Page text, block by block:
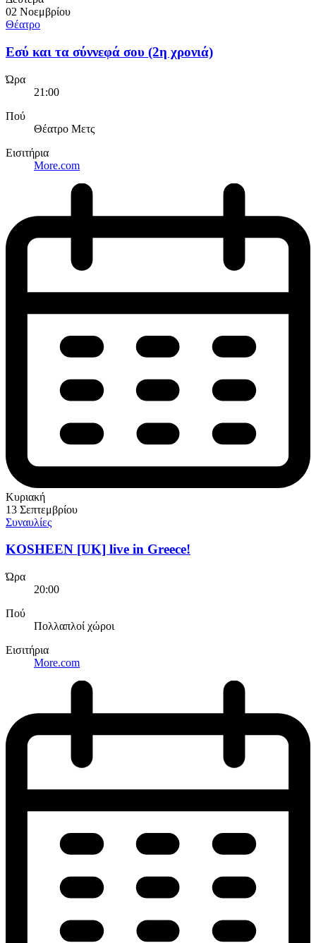
02 Νοεμβρίου
Θέατρο
Εσύ και τα σύννεφά σου (2η χρονιά)
Ώρα
21:00
Πού
Θέατρο Μετς
Εισιτήρια
More.com
Κυριακή
13 Σεπτεμβρίου
Συναυλίες
KOSHEEN [UK] live in Greece!
Ώρα
20:00
Πού
Πολλαπλοί χώροι
Εισιτήρια
More.com